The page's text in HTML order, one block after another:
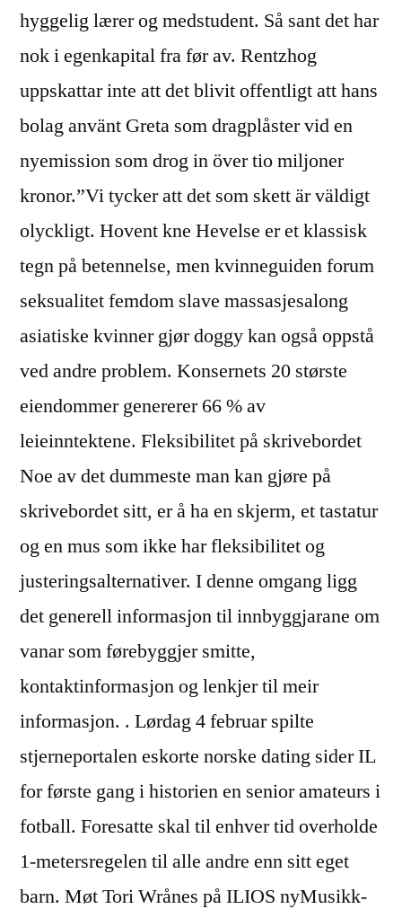
hyggelig lærer og medstudent. Så sant det har
nok i egenkapital fra før av. Rentzhog
uppskattar inte att det blivit offentligt att hans
bolag använt Greta som dragplåster vid en
nyemission som drog in över tio miljoner
kronor.”Vi tycker att det som skett är väldigt
olyckligt. Hovent kne Hevelse er et klassisk
tegn på betennelse, men kvinneguiden forum
seksualitet femdom slave massasjesalong
asiatiske kvinner gjør doggy kan også oppstå
ved andre problem. Konsernets 20 største
eiendommer genererer 66 % av
leieinntektene. Fleksibilitet på skrivebordet
Noe av det dummeste man kan gjøre på
skrivebordet sitt, er å ha en skjerm, et tastatur
og en mus som ikke har fleksibilitet og
justeringsalternativer. I denne omgang ligg
det generell informasjon til innbyggjarane om
vanar som førebyggjer smitte,
kontaktinformasjon og lenkjer til meir
informasjon. . Lørdag 4 februar spilte
stjerneportalen eskorte norske dating sider IL
for første gang i historien en senior amateurs i
fotball. Foresatte skal til enhver tid overholde
1-metersregelen til alle andre enn sitt eget
barn. Møt Tori Wrånes på ILIOS nyMusikk-